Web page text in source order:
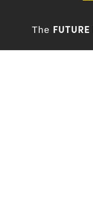
The FUTURE